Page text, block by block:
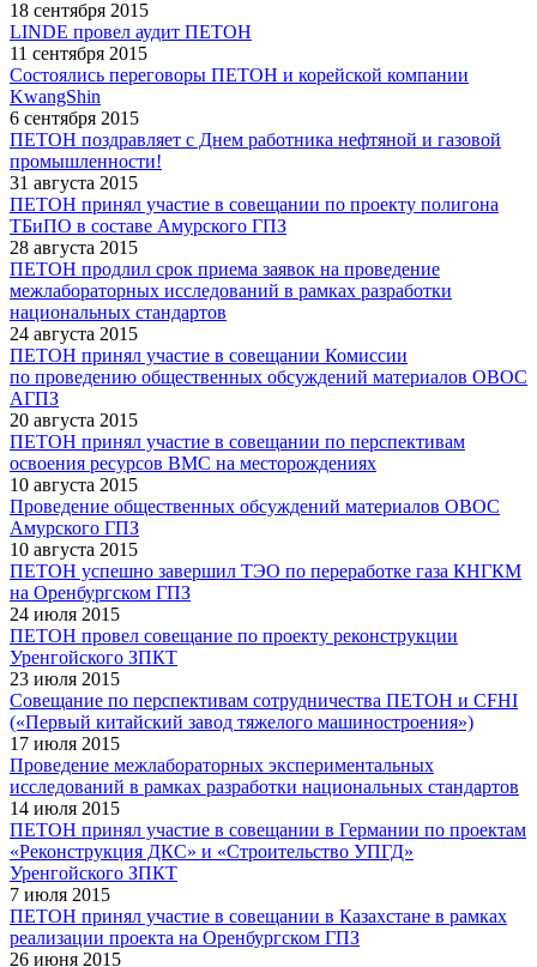
18 сентября 2015
LINDE провел аудит ПЕТОН
11 сентября 2015
Состоялись переговоры ПЕТОН и корейской компании
KwangShin
6 сентября 2015
ПЕТОН поздравляет с Днем работника нефтяной и газовой
промышленности!
31 августа 2015
ПЕТОН принял участие в совещании по проекту полигона
ТБиПО в составе Амурского ГПЗ
28 августа 2015
ПЕТОН продлил срок приема заявок на проведение
межлабораторных исследований в рамках разработки
национальных стандартов
24 августа 2015
ПЕТОН принял участие в совещании Комиссии
по проведению общественных обсуждений материалов ОВОС
АГПЗ
20 августа 2015
ПЕТОН принял участие в совещании по перспективам
освоения ресурсов ВМС на месторождениях
10 августа 2015
Проведение общественных обсуждений материалов ОВОС
Амурского ГПЗ
10 августа 2015
ПЕТОН успешно завершил ТЭО по переработке газа КНГКМ
на Оренбургском ГПЗ
24 июля 2015
ПЕТОН провел совещание по проекту реконструкции
Уренгойского ЗПКТ
23 июля 2015
Совещание по перспективам сотрудничества ПЕТОН и CFHI
(«Первый китайский завод тяжелого машиностроения»)
17 июля 2015
Проведение межлабораторных экспериментальных
исследований в рамках разработки национальных стандартов
14 июля 2015
ПЕТОН принял участие в совещании в Германии по проектам
«Реконструкция ДКС» и «Строительство УПГД»
Уренгойского ЗПКТ
7 июля 2015
ПЕТОН принял участие в совещании в Казахстане в рамках
реализации проекта на Оренбургском ГПЗ
26 июня 2015